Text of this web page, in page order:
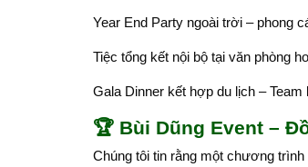
Year End Party ngoài trời – phong
Tiệc tổng kết nội bộ tại văn phòng
Gala Dinner kết hợp du lịch – Team
🏆 Bùi Dũng Event –
Chúng tôi tin rằng một chương